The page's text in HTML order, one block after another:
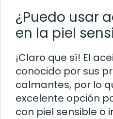
¿Puedo usar
en la piel
¡Claro que sí! El
conocido por sus
calmantes, por lo
excelente opción
con piel sensible o